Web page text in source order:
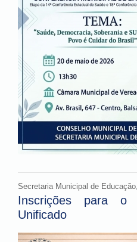
Secretaria Municipal de
Inscrições para o
Unificado